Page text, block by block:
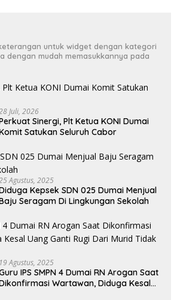
untuk widget dengan kategori
dengan mudah memasukkannya pada
Juli, 2026
Sinergi, Plt Ketua KONI Dumai
Satukan Seluruh Cabor
Agustus, 2025
Kepsek SDN 025 Dumai Menjual
Seragam Di Lingkungan Sekolah
19 Agustus, 2025
IPS SMPN 4 Dumai RN Arogan Saat
Wartawan, Diduga Kesal